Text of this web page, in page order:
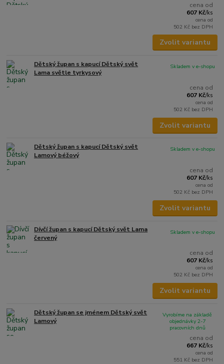
cena od
607 Kč/ks
cena od
502 Kč bez DPH
Zvolit variantu
Dětský župan s kapucí Dětský svět
Lama světle tyrkysový
cena od
607 Kč/ks
cena od
502 Kč bez DPH
Skladem v e-shopu
Zvolit variantu
Dětský župan s kapucí Dětský svět
Lamový béžový
cena od
607 Kč/ks
cena od
502 Kč bez DPH
Skladem v e-shopu
Zvolit variantu
Dívčí župan s kapucí Dětský svět Lama
červený
cena od
607 Kč/ks
cena od
502 Kč bez DPH
Skladem v e-shopu
Zvolit variantu
Dětský župan se jménem Dětský svět
Lamový
cena od
667 Kč/ks
cena od
551 Kč bez DPH
Vyrobíme na základě
objednávky 2-7
pracovních dnů